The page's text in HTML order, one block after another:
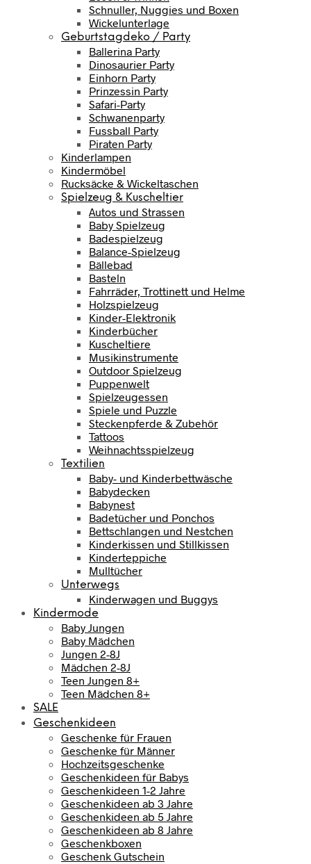
Schnuller, Nuggies und Boxen
Wickelunterlage
Geburtstagdeko / Party
Ballerina Party
Dinosaurier Party
Einhorn Party
Prinzessin Party
Safari-Party
Schwanenparty
Fussball Party
Piraten Party
Kinderlampen
Kindermöbel
Rucksäcke & Wickeltaschen
Spielzeug & Kuscheltier
Autos und Strassen
Baby Spielzeug
Badespielzeug
Balance-Spielzeug
Bällebad
Basteln
Fahrräder, Trottinett und Helme
Holzspielzeug
Kinder-Elektronik
Kinderbücher
Kuscheltiere
Musikinstrumente
Outdoor Spielzeug
Puppenwelt
Spielzeugessen
Spiele und Puzzle
Steckenpferde & Zubehör
Tattoos
Weihnachtsspielzeug
Textilien
Baby- und Kinderbettwäsche
Babydecken
Babynest
Badetücher und Ponchos
Bettschlangen und Nestchen
Kinderkissen und Stillkissen
Kinderteppiche
Mulltücher
Unterwegs
Kinderwagen und Buggys
Kindermode
Baby Jungen
Baby Mädchen
Jungen 2-8J
Mädchen 2-8J
Teen Jungen 8+
Teen Mädchen 8+
SALE
Geschenkideen
Geschenke für Frauen
Geschenke für Männer
Hochzeitsgeschenke
Geschenkideen für Babys
Geschenkideen 1-2 Jahre
Geschenkideen ab 3 Jahre
Geschenkideen ab 5 Jahre
Geschenkideen ab 8 Jahre
Geschenkboxen
Geschenk Gutschein